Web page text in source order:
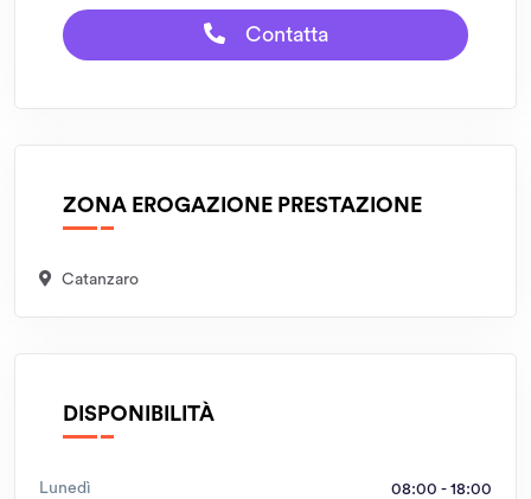
Contatta
ZONA EROGAZIONE PRESTAZIONE
Catanzaro
DISPONIBILITÀ
Lunedì 08:00 - 18:00